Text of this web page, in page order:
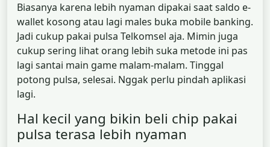
Biasanya karena lebih nyaman dipakai saat saldo e-
wallet kosong atau lagi males buka mobile banking.
Jadi cukup pakai pulsa Telkomsel aja. Mimin juga
cukup sering lihat orang lebih suka metode ini pas
lagi santai main game malam-malam. Tinggal
potong pulsa, selesai. Nggak perlu pindah aplikasi
lagi.
Hal kecil yang bikin beli chip pakai
pulsa terasa lebih nyaman